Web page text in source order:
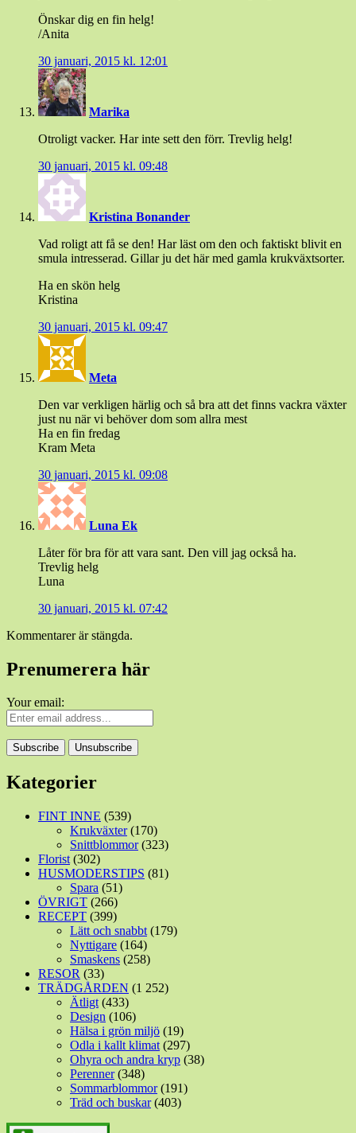
Önskar dig en fin helg!
/Anita
30 januari, 2015 kl. 12:01
Marika
Otroligt vacker. Har inte sett den förr. Trevlig helg!
30 januari, 2015 kl. 09:48
Kristina Bonander
Vad roligt att få se den! Har läst om den och faktiskt blivit en
smula intresserad. Gillar ju det här med gamla krukväxtsorter.
Ha en skön helg
Kristina
30 januari, 2015 kl. 09:47
Meta
Den var verkligen härlig och så bra att det finns vackra växter
just nu när vi behöver dom som allra mest
Ha en fin fredag
Kram Meta
30 januari, 2015 kl. 09:08
Luna Ek
Låter för bra för att vara sant. Den vill jag också ha.
Trevlig helg
Luna
30 januari, 2015 kl. 07:42
Kommentarer är stängda.
Prenumerera här
Your email:
Kategorier
FINT INNE (539)
Krukväxter(170)
Snittblommor(323)
Florist (302)
HUSMODERSTIPS (81)
Spara (51)
ÖVRIGT (266)
RECEPT (399)
Lätt och snabbt (179)
Nyttigare (164)
Smaskens (258)
RESOR (33)
TRÄDGÅRDEN (1 252)
Ätligt (433)
Design (106)
Hälsa i grön miljö (19)
Odla i kallt klimat (297)
Ohyra och andra kryp (38)
Perenner(348)
Sommarblommor(191)
Träd och buskar(403)